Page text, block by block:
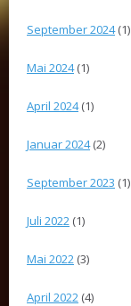
September 2024(1)
Mai 2024(1)
April 2024(1)
Januar 2024(2)
September 2023 (1)
Juli 2022 (1)
Mai 2022 (3)
April 2022 (4)